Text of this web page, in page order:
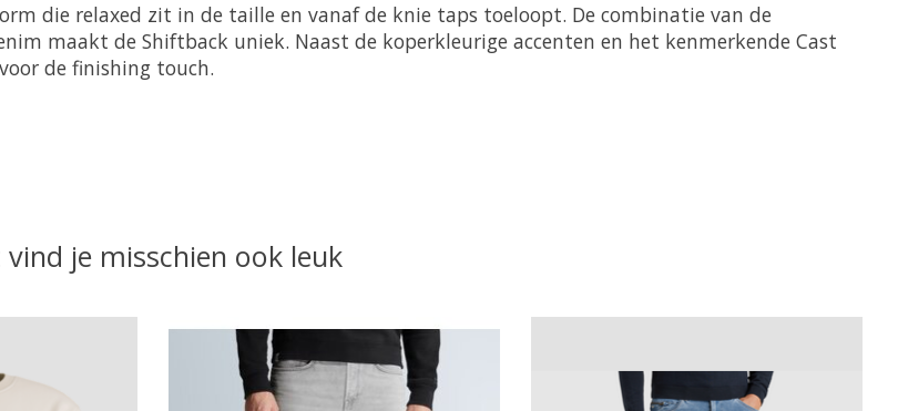
die relaxed zit in de taille en vanaf de knie taps toeloopt. De combinatie van de
maakt de Shiftback uniek. Naast de koperkleurige accenten en het kenmerkende Cast
de finishing touch.
vind je misschien ook leuk